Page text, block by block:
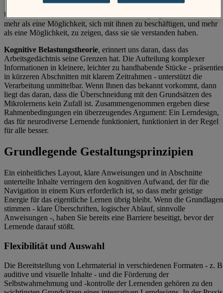
UDL bietet den Lernenden mehr als einen Zugang zu den Inhalten,
mehr als eine Möglichkeit, sich mit ihnen zu beschäftigen, und mehr
als eine Möglichkeit, zu zeigen, dass sie sie verstanden haben.
Kognitive Belastungstheorie, erinnert uns daran, dass das
Arbeitsgedächtnis seine Grenzen hat. Die Aufteilung komplexer
Informationen in kleinere, leichter zu handhabende Stücke -
in kürzeren Abschnitten mit klarem Zeitrahmen - unterstützt die
Verarbeitung unmittelbar. Wenn Ihnen das bekannt vorkommt, dann
liegt das daran, dass die Überschneidung mit den Grundsätzen des
Mikrolernens kein Zufall ist. Zusammengenommen ergeben diese
Rahmenbedingungen ein überzeugendes Argument: Ein Lerndesign,
das für neurodiverse Lernende funktioniert, funktioniert in der Regel
für alle besser.
Grundlegende Gestaltungsprinzipien
Ein einheitliches Layout, klare Anweisungen und in Abschnitte
unterteilte Inhalte verringern den kognitiven Aufwand, der für die
Navigation in einem Kurs erforderlich ist, so dass mehr geistige
Energie für das eigentliche Lernen übrig bleibt. Wenn die Grundlagen
stimmen - klare Überschriften, logischer Ablauf, sinnvolle
Anweisungen -, haben Sie bereits eine Barriere beseitigt, bevor der
Lernende darauf stößt.
Flexibilität und Auswahl
Die Bereitstellung von Lehrmaterial in verschiedenen Formaten - z.
auditive und visuelle Inhalte - und die Förderung der
Selbstwahrnehmung und -kontrolle der Lernenden gehören zu den